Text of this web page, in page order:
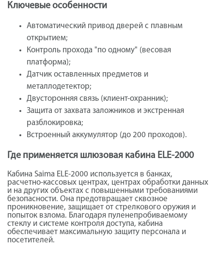
Ключевые особенности
Автоматический привод дверей с плавным
открытием;
Контроль прохода "по одному" (весовая
платформа);
Датчик оставленных предметов и
металлодетектор;
Двусторонняя связь (клиент-охранник);
Защита от захвата заложников и экстренная
разблокировка;
Встроенный аккумулятор (до 200 проходов).
Где применяется шлюзовая кабина ELE-2000
Кабина Saima ELE-2000 используется в банках,
расчетно-кассовых центрах, центрах обработки данных
и на других объектах с повышенными требованиями
безопасности. Она предотвращает сквозное
проникновение, защищает от стрелкового оружия и
попыток взлома. Благодаря пуленепробиваемому
стеклу и системе контроля доступа, кабина
обеспечивает максимальную защиту персонала и
посетителей.